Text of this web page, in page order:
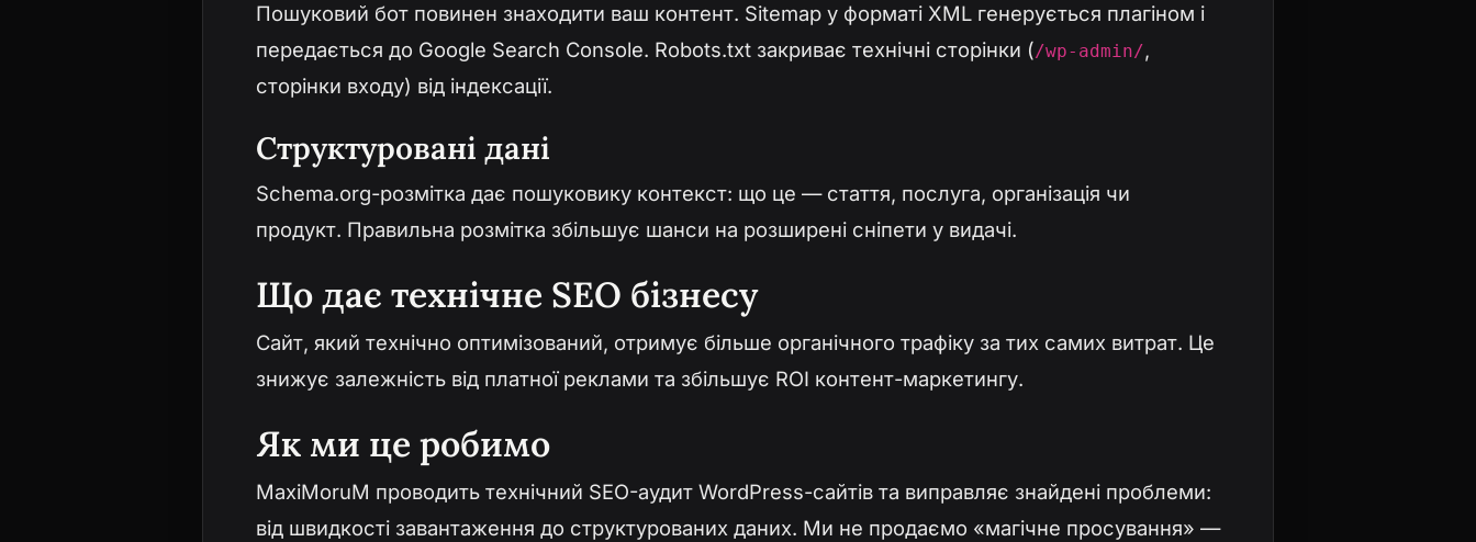
Пошуковий бот повинен знаходити ваш контент. Sitemap у форматі XML генерується плагіном і
передається до Google Search Console. Robots.txt закриває технічні сторінки (/wp-admin/,
сторінки входу) від індексації.
Структуровані дані
Schema.org-розмітка дає пошуковику контекст: що це — стаття, послуга, організація чи
продукт. Правильна розмітка збільшує шанси на розширені сніпети у видачі.
Що дає технічне SEO бізнесу
Сайт, який технічно оптимізований, отримує більше органічного трафіку за тих самих витрат. Це
знижує залежність від платної реклами та збільшує ROI контент-маркетингу.
Як ми це робимо
MaxiMoruM проводить технічний SEO-аудит WordPress-сайтів та виправляє знайдені проблеми:
від швидкості завантаження до структурованих даних. Ми не продаємо «магічне просування» —